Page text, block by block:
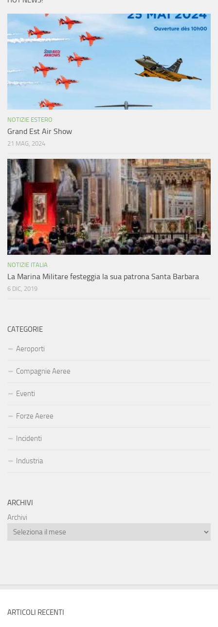
NOTIZIE ESTERO
Grand Est Air Show
21 MAG, 2024
NOTIZIE ITALIA
La Marina Militare festeggia la sua patrona Santa Barbara
6 DIC, 2019
CATEGORIE
Aeroporti
Compagnie Aeree
Eventi
Forze Aeree
Incidenti
Industria
ARCHIVI
Archivi
ARTICOLI RECENTI